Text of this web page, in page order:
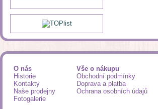
O nás
Historie
Kontakty
Naše prodejny
Fotogalerie
Vše o nákupu
Obchodní podmínky
Doprava a platba
Ochrana osobních údajů